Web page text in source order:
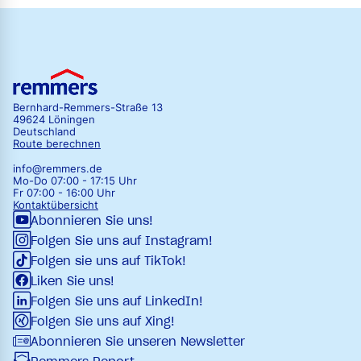
Bernhard-Remmers-Straße 13
49624 Löningen
Deutschland
Route berechnen
info@remmers.de
Mo-Do 07:00 - 17:15 Uhr
Fr 07:00 - 16:00 Uhr
Kontaktübersicht
Abonnieren Sie uns!
Folgen Sie uns auf Instagram!
Folgen sie uns auf TikTok!
Liken Sie uns!
Folgen Sie uns auf LinkedIn!
Folgen Sie uns auf Xing!
Abonnieren Sie unseren Newsletter